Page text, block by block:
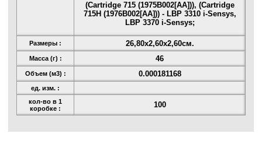
(Cartridge 715 (1975B002[AA])), (Cartridge
715H (1976B002[AA])) - LBP 3310 i-Sensys,
LBP 3370 i-Sensys;
Размеры : 26,80x2,60x2,60см.
Масса (г) : 46
Объем (м3) : 0.000181168
ед. изм. :
кол-во в 1
коробке :
100